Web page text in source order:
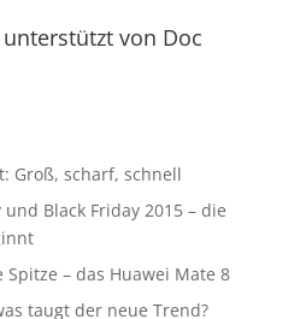
von Doc
Groß, scharf, schnell
Black Friday 2015 – die
– das Huawei Mate 8
taugt der neue Trend?